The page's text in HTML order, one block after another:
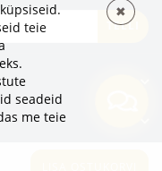
TELLI
teie
seadeid
me teie
✖